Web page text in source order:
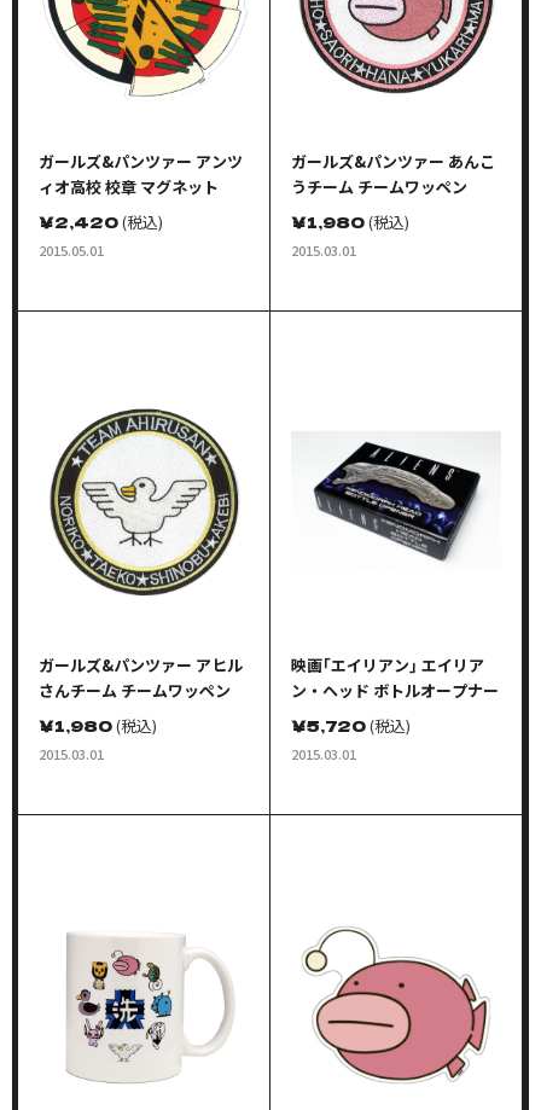
ガールズ&パンツァー アンツ
ィオ高校 校章 マグネット
￥2,420(税込)
2015.05.01
ガールズ&パンツァー あんこ
うチーム チームワッペン
￥1,980(税込)
2015.03.01
ガールズ&パンツァー アヒル
さんチーム チームワッペン
￥1,980(税込)
2015.03.01
映画｢エイリアン｣ エイリア
ン・ヘッド ボトルオープナー
￥5,720(税込)
2015.03.01